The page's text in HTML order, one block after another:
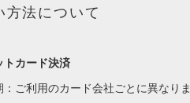
方法について
トカード決済
：ご利用のカード会社ごとに異なりま